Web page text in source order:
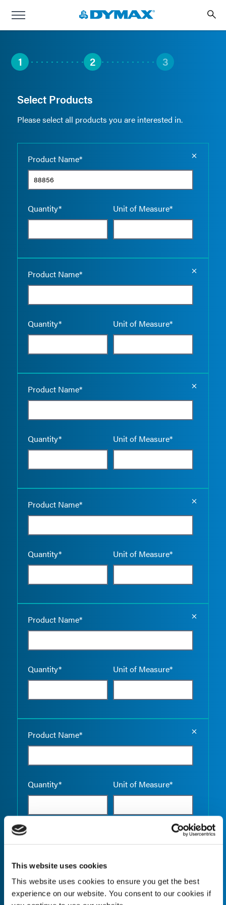
This website uses cookies
This website uses cookies to ensure you get the best
experience on our website. You consent to our cookies if
1 2 3
Select Products
Please select all products you are interested in.
Product Name*
Quantity* Unit of Measure*
Product Name*
Quantity* Unit of Measure*
Product Name*
Quantity* Unit of Measure*
Product Name*
Quantity* Unit of Measure*
Product Name*
Quantity* Unit of Measure*
Product Name*
Quantity* Unit of Measure*
Quantity* Unit of Measure*